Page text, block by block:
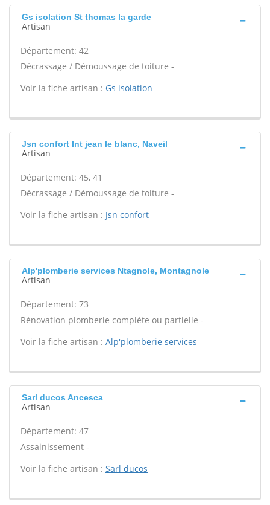
Gs isolation St thomas la garde
Artisan
Département: 42
Décrassage / Démoussage de toiture -
Voir la fiche artisan : Gs isolation
Jsn confort Int jean le blanc, Naveil
Artisan
Département: 45, 41
Décrassage / Démoussage de toiture -
Voir la fiche artisan : Jsn confort
Alp'plomberie services Ntagnole, Montagnole
Artisan
Département: 73
Rénovation plomberie complète ou partielle -
Voir la fiche artisan : Alp'plomberie services
Sarl ducos Ancesca
Artisan
Département: 47
Assainissement -
Voir la fiche artisan : Sarl ducos